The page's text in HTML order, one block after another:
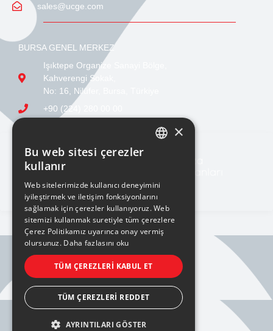
BURSA GENEL MERKEZ
Işıktepe Organize Sanayi Bölge,
Kahverengi Sokak,
No: 16, Nilüfer, Bursa, Türkiye
+90 (224) 280 00 00
sales@ucge.com
KVKK AYDINLATMA METNİ
BILGI TOPLUMU HIZMETLERI
PRIVACY POLICY
×
Bu web sitesi çerezler
kullanır
Web sitelerimizde kullanıcı deneyimini
iyileştirmek ve iletişim fonksiyonlarını
sağlamak için çerezler kullanıyoruz. Web
sitemizi kullanmak suretiyle tüm çerezlere
Çerez Politikamız uyarınca onay vermiş
olursunuz. Daha fazlasını oku
TÜM ÇEREZLERI KABUL ET
TÜM ÇEREZLERI REDDET
AYRINTILARI GÖSTER